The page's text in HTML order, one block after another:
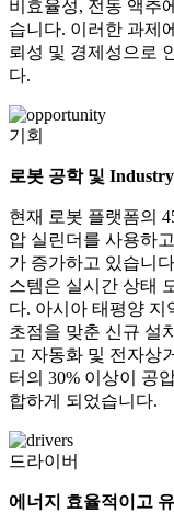
비효율성, 전동 액추
습니다. 이러한 과제
뢰성 및 경제성으로
다.
기회
로봇 공학 및
현재 로봇 플랫폼의
압 실린더를 사용하
가 증가하고 있습니
스템은 실시간 상태
다. 아시아 태평양 지
초점을 맞춘 신규 설
고 자동화 및 전자상
터의 30% 이상이 공
합하게 되었습니다.
드라이버
에너지 효율적이고